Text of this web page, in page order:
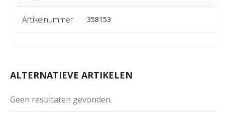
Artikelnummer 358153
ALTERNATIEVE ARTIKELEN
Geen resultaten gevonden.